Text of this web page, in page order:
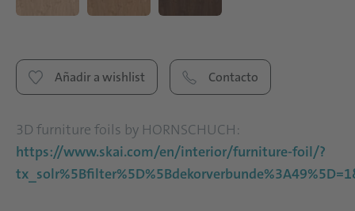
Añadir a wishlist Contacto
3D furniture foils by HORNSCHUCH:
https://www.skai.com/en/interior/furniture-foil/?